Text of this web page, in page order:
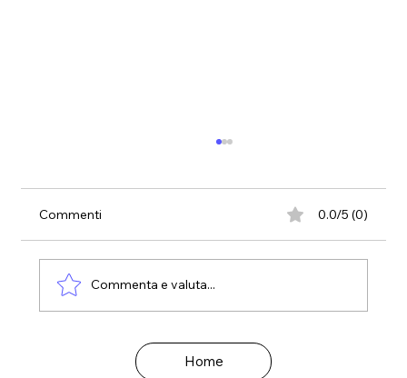
Commenti 0.0/5 (0)
Commenta e valuta...
Home